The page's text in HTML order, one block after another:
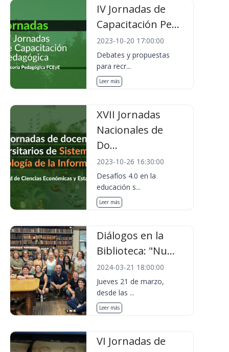
IV Jornadas de
Capacitación Pe...
2023-10-20 17:00:00
Debates y propuestas
para recr...
Leer más
XVII Jornadas
Nacionales de
Do...
2023-10-26 16:30:00
Desafíos 4.0 en la
educación s...
Leer más
Diálogos en la
Biblioteca: "Nu...
2024-03-21 18:00:00
Jueves 21 de marzo,
desde las ...
Leer más
VI Jornadas de